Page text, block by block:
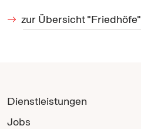
zur Übersicht "Friedhöfe"
Dienstleistungen
Jobs